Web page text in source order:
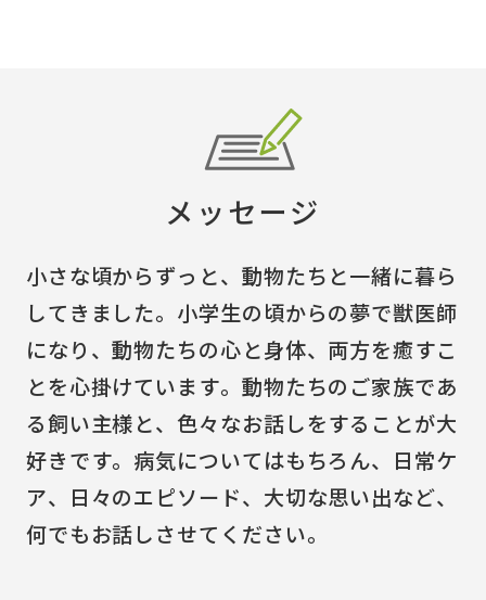
メッセージ
小さな頃からずっと、動物たちと一緒に暮ら
してきました。小学生の頃からの夢で獣医師
になり、動物たちの心と身体、両方を癒すこ
とを心掛けています。動物たちのご家族であ
る飼い主様と、色々なお話しをすることが大
好きです。病気についてはもちろん、日常ケ
ア、日々のエピソード、大切な思い出など、
何でもお話しさせてください。